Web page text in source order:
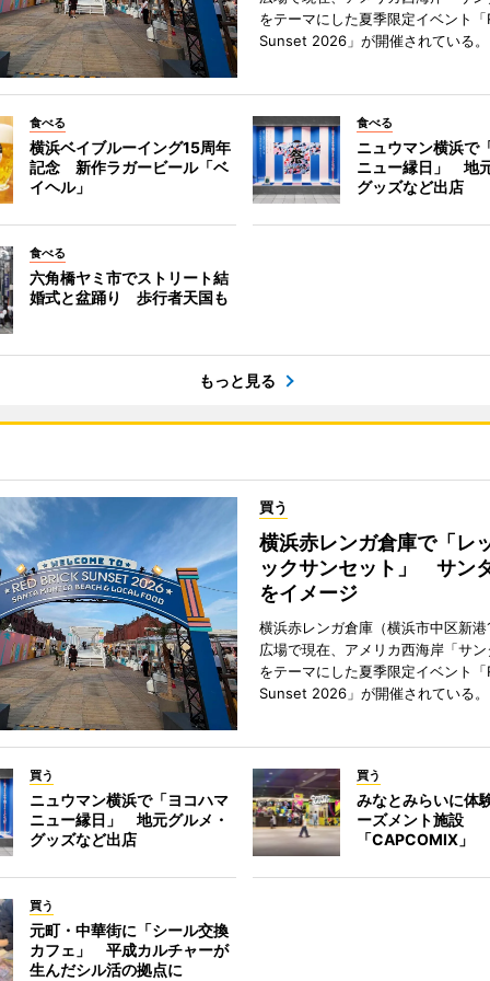
をテーマにした夏季限定イベント
Sunset 2026」が開催されている。
食べる
横浜ベイブルーイング15周年
記念 新作ラガービール「ベ
イヘル」
食べる
ニュウマン横浜で
ニュー縁日」 地
グッズなど出店
食べる
六角橋ヤミ市でストリート結
婚式と盆踊り 歩行者天国も
もっと見る
買う
横浜赤レンガ倉庫で「レ
ックサンセット」 サン
をイメージ
横浜赤レンガ倉庫（横浜市中区新港
広場で現在、アメリカ西海岸「サ
をテーマにした夏季限定イベント
Sunset 2026」が開催されている。
買う
ニュウマン横浜で「ヨコハマ
ニュー縁日」 地元グルメ・
グッズなど出店
買う
みなとみらいに体
ーズメント施設
「CAPCOMIX」
買う
元町・中華街に「シール交換
カフェ」 平成カルチャーが
生んだシル活の拠点に